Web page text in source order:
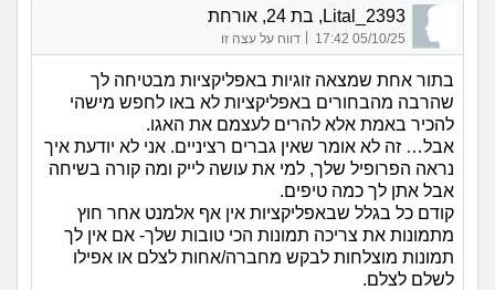
Lital_2393, בת 24, אורחת
05/10/25 17:42
| דווח על עצה זו
בתור אחת שמצאה זוגיות באפליקציות מבטיחה לך
שהרבה מהבחורים באפליקציות לא באו לחפש מישהי
להכיר באמת אלא להרים לעצמם את האגו.
אבל… זה לא אומר שאין גברים רציניים. אני לא יודעת איך
נראה הפרופיל שלך, למי את עושה לייק ומה קורה בשיחה
אבל אתן לך כמה טיפים.
קודם כל בגלל שבאפליקציות אין אף אלמנט אחר חוץ
מתמונות את צריכה תמונות הכי טובות שלך- אם אין לך
תמונות מוצלחות לבקש מחברה/אחות לצלם או אפילו
לשלם לצלם.